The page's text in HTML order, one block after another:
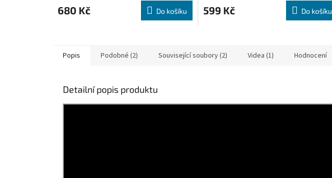
produktu
je
hvězdiček.
680 Kč Do košíku
produktu
je
hvězdiček.
599 Kč Do košíku
Popis Podobné (2) Související soubory (2) Videa (1) Hodnocení
Detailní popis produktu